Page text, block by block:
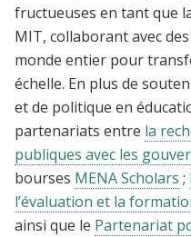
fructueuses en tant que
MIT, collaborant avec
monde entier pour
échelle. En plus de
et de politique en
partenariats entre la
publiques avec les
bourses MENA Scholars ;
l’évaluation et la
ainsi que le Partenariat